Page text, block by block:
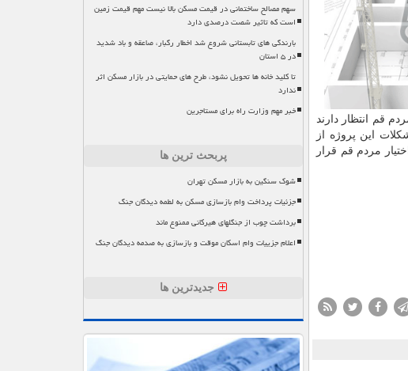
قم انتظار دارند
این پروژه از
مردم قم قرار
سهم مصالح ساختمانی در قیمت مسکن بالا نیست مهم قیمت زمین
است که تاثیر شصت درصدی دارد
بارندگی های تابستانی شروع شد اخطار رگبار، صاعقه و باد شدید
در ۵ استان
تا کلید خانه ها تحویل نشود، طرح های حمایتی در بازار مسکن اثر
ندارد
خبر مهم وزارت راه برای مستاجرین
پربحث ترین ها
شوک سنگین به بازار مسکن تهران
جزئیات پرداخت وام بازسازی مسکن به لطمه دیدگان جنگ
برداشت چوب از جنگلهای هیرکانی ممنوع ماند
اعلام جزییات وام اسکان موقت و بازسازی به صدمه دیدگان جنگ
جدیدترین ها